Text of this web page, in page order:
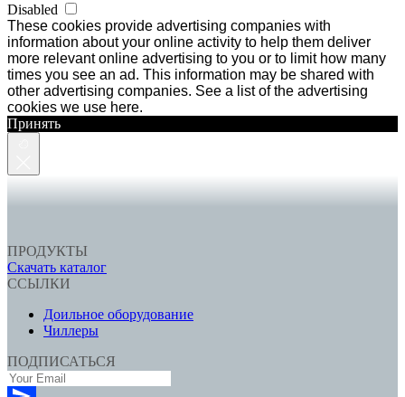
Disabled
These cookies provide advertising companies with
information about your online activity to help them deliver
more relevant online advertising to you or to limit how many
times you see an ad. This information may be shared with
other advertising companies. See a list of the advertising
cookies we use here.
Принять
ПРОДУКТЫ
Скачать каталог
ССЫЛКИ
Доильное оборудование
Чиллеры
ПОДПИСАТЬСЯ